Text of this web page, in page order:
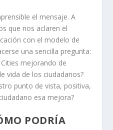
el mensaje. A
que nos aclaren el
con el modelo de
una sencilla pregunta:
mejorando de
vida de los ciudadanos?
punto de vista, positiva,
esa mejora?
PODRÍA